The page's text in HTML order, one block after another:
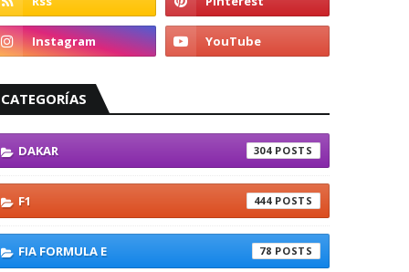
CATEGORÍAS
DAKAR 304
F1 444
FIA FORMULA E 78